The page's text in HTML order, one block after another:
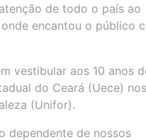
de todo o país ao
encantou o público
vestibular aos 10 anos
do Ceará (Uece) nos
(Unifor).
dependente de nossos